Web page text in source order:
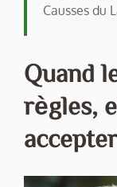
Causses du
Quand
règles,
accepter